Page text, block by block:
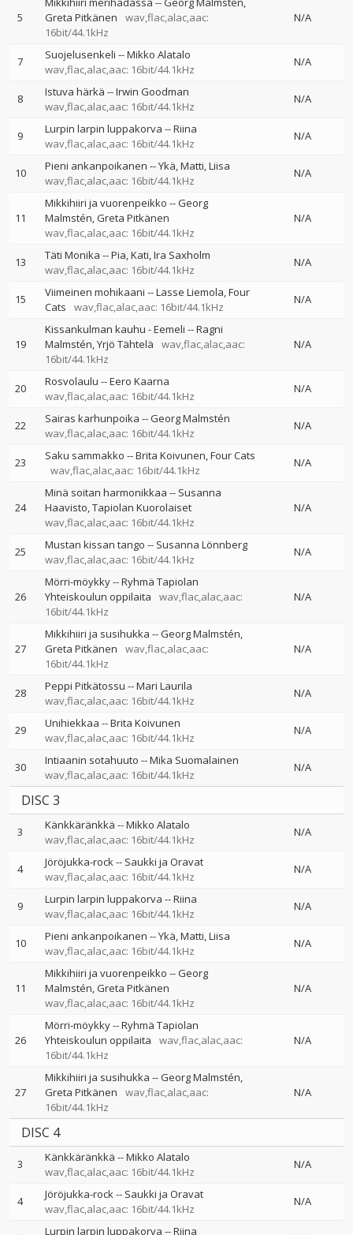
5
Greta Pitkänen
wav,flac,alac,aac:
16bit/44.1kHz
N/A
7 Suojelusenkeli --Mikko Alatalo
wav,flac,alac,aac: 16bit/44.1kHz
N/A
8 Istuva härkä --Irwin Goodman
wav,flac,alac,aac: 16bit/44.1kHz
N/A
9 Lurpin larpin luppakorva --Riina
wav,flac,alac,aac: 16bit/44.1kHz
N/A
10 Pieni ankanpoikanen --Ykä Matti Liisa
wav,flac,alac,aac: 16bit/44.1kHz
N/A
11
Mikkihiiri ja vuorenpeikko --Georg
Malmstén Greta Pitkänen
wav,flac,alac,aac: 16bit/44.1kHz
N/A
13 Täti Monika --Pia Kati Ira Saxholm
wav,flac,alac,aac: 16bit/44.1kHz
N/A
15 Viimeinen mohikaani --Lasse Liemola Four
Cats
wav,flac,alac,aac: 16bit/44.1kHz
N/A
19
Kissankulman kauhu - Eemeli --Ragni
Malmstén Yrjö Tähtelä
wav,flac,alac,aac:
16bit/44.1kHz
N/A
20 Rosvolaulu --Eero Kaarna
wav,flac,alac,aac: 16bit/44.1kHz
N/A
22 Sairas karhunpoika --Georg Malmstén
wav,flac,alac,aac: 16bit/44.1kHz
N/A
23 Saku sammakko --Brita Koivunen Four Cats
wav,flac,alac,aac: 16bit/44.1kHz
N/A
24
Minä soitan harmonikkaa -- Susanna
Haavisto Tapiolan Kuorolaiset
wav,flac,alac,aac: 16bit/44.1kHz
N/A
25 Mustan kissan tango -- Susanna Lönnberg
wav,flac,alac,aac: 16bit/44.1kHz
N/A
26
Mörri-möykky--Ryhmä Tapiolan
Yhteiskoulun oppilaita
wav,flac,alac,aac:
16bit/44.1kHz
N/A
27
Mikkihiiri ja susihukka --Georg Malmstén
Greta Pitkänen
wav,flac,alac,aac:
16bit/44.1kHz
N/A
28 Peppi Pitkätossu --Mari Laurila
wav,flac,alac,aac: 16bit/44.1kHz
N/A
29 Unihiekkaa --Brita Koivunen
wav,flac,alac,aac: 16bit/44.1kHz
N/A
30 Intiaanin sotahuuto --Mika Suomalainen
wav,flac,alac,aac: 16bit/44.1kHz
N/A
DISC 3
3 Känkkäränkkä --Mikko Alatalo
wav,flac,alac,aac: 16bit/44.1kHz
N/A
4 Jöröjukka-rock-- Saukki ja Oravat
wav,flac,alac,aac: 16bit/44.1kHz
N/A
9 Lurpin larpin luppakorva --Riina
wav,flac,alac,aac: 16bit/44.1kHz
N/A
10 Pieni ankanpoikanen --Ykä Matti Liisa
wav,flac,alac,aac: 16bit/44.1kHz
N/A
11
Mikkihiiri ja vuorenpeikko --Georg
Malmstén Greta Pitkänen
wav,flac,alac,aac: 16bit/44.1kHz
N/A
26
Mörri-möykky--Ryhmä Tapiolan
Yhteiskoulun oppilaita
wav,flac,alac,aac:
16bit/44.1kHz
N/A
27
Mikkihiiri ja susihukka --Georg Malmstén
Greta Pitkänen
wav,flac,alac,aac:
16bit/44.1kHz
N/A
DISC 4
3 Känkkäränkkä --Mikko Alatalo
wav,flac,alac,aac: 16bit/44.1kHz
N/A
4 Jöröjukka-rock-- Saukki ja Oravat
wav,flac,alac,aac: 16bit/44.1kHz
N/A
Lurpin larpin luppakorva --Riina